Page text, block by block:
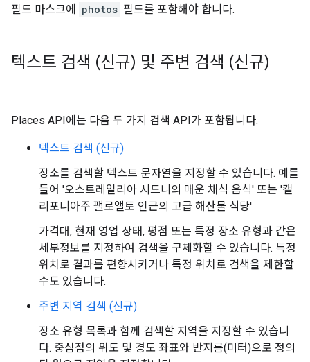
필드 마스크에
photos 필드를 포함해야 합니다.
텍스트 검색 (신규) 및 주변 검색 (신규)
Places API에는 다음 두 가지 검색 API가 포함됩니다.
텍스트 검색 (신규)
장소를 검색할 텍스트 문자열을 지정할 수 있습니다. 예를
들어 '오스트레일리아 시드니의 매운 채식 음식' 또는 '캘
리포니아주 팰로앨토 인근의 고급 해산물 식당'
가격대, 현재 영업 상태, 평점 또는 특정 장소 유형과 같은
세부정보를 지정하여 검색을 구체화할 수 있습니다. 특정
위치로 결과를 편향시키거나 특정 위치로 검색을 제한할
수도 있습니다.
주변 지역 검색 (신규)
장소 유형 목록과 함께 검색할 지역을 지정할 수 있습니
다. 중심점의 위도 및 경도 좌표와 반지름(미터)으로 정의